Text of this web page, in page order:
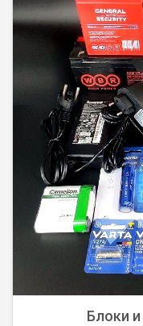
Блоки
USB-накопители